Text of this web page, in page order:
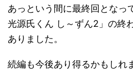
あっという間に最終回となっ
光源氏くん し～ずん2」の終
ありました。
続編も今後あり得るかもしれ